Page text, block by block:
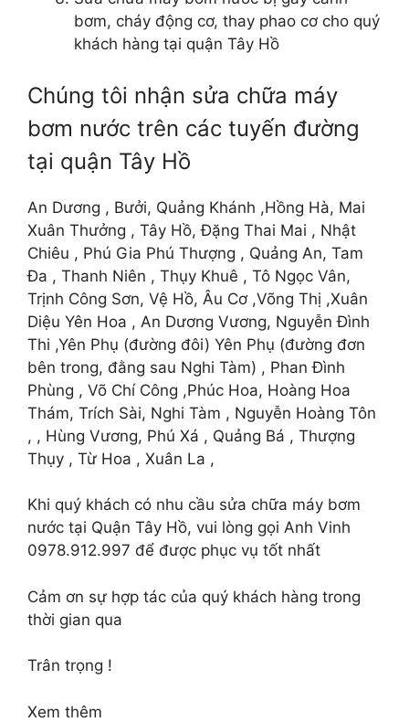
bơm, cháy động cơ, thay phao cơ cho quý
khách hàng tại quận Tây Hồ
Chúng tôi nhận sửa chữa máy
bơm nước trên các tuyến đường
tại quận Tây Hồ
An Dương , Bưởi, Quảng Khánh ,Hồng Hà, Mai
Xuân Thưởng , Tây Hồ, Đặng Thai Mai , Nhật
Chiêu , Phú Gia Phú Thượng , Quảng An, Tam
Đa , Thanh Niên , Thụy Khuê , Tô Ngọc Vân,
Trịnh Công Sơn, Vệ Hồ, Âu Cơ ,Võng Thị ,Xuân
Diệu Yên Hoa , An Dương Vương, Nguyễn Đình
Thi ,Yên Phụ (đường đôi) Yên Phụ (đường đơn
bên trong, đằng sau Nghi Tàm) , Phan Đình
Phùng , Võ Chí Công ,Phúc Hoa, Hoàng Hoa
Thám, Trích Sài, Nghi Tàm , Nguyễn Hoàng Tôn
, , Hùng Vương, Phú Xá , Quảng Bá , Thượng
Thụy , Từ Hoa , Xuân La ,
Khi quý khách có nhu cầu sửa chữa máy bơm
nước tại Quận Tây Hồ, vui lòng gọi Anh Vinh
0978.912.997 để được phục vụ tốt nhất
Cảm ơn sự hợp tác của quý khách hàng trong
thời gian qua
Trân trọng !
Xem thêm